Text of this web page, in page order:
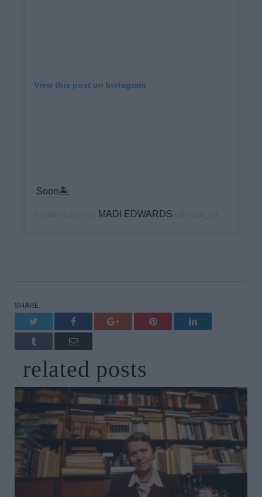
View this post on Instagram
Soon🏝
MADI EDWARDS
SHARE.
Facebook Google+ Pinterest LinkedIn
Tumblr Email
related posts